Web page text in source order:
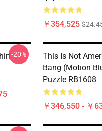
￥354,525
-20%
This Is Not
Bang (motion
Puzzle RB1608
￥346,550 - ￥